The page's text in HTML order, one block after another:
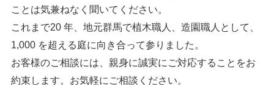
ことは気兼ねなく聞いてください。
これまで20 年、地元群馬で植木職人、造園職人として、
1,000 を超える庭に向き合って参りました。
お客様のご相談には、親身に誠実にご対応することをお
約束します。お気軽にご相談ください。